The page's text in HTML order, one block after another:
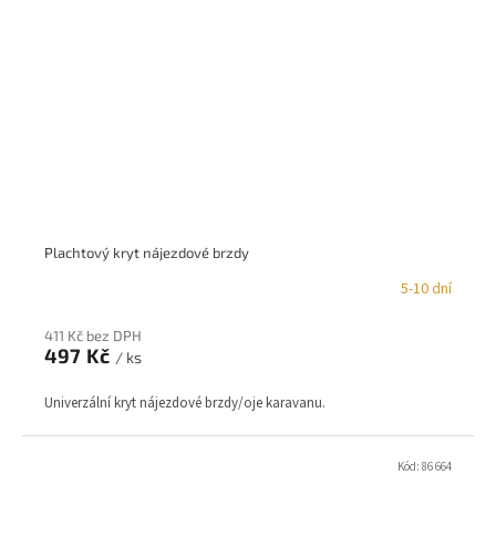
Plachtový kryt nájezdové brzdy
5-10 dní
411 Kč bez DPH
497 Kč / ks
Univerzální kryt nájezdové brzdy/oje karavanu.
Kód: 86 664